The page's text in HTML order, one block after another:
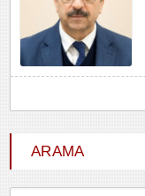
ARAMA